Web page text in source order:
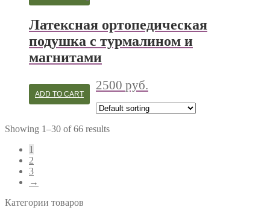
Латексная ортопедическая
подушка с турмалином и
магнитами
2500 руб.
ADD TO CART
Showing 1–30 of 66 results
1
2
3
→
Категории товаров